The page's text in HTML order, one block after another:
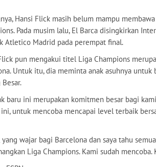
Hansi Flick masih belum mampu
Pada musim lalu, El Barca disingkirkan
Atletico Madrid pada perempat final.
pun mengakui titel Liga Champions
Untuk itu, dia meminta anak asuhnya
baru ini merupakan komitmen besar bagi
untuk mencoba mencapai level terbaik
wajar bagi Barcelona dan saya tahu
Liga Champions. Kami sudah